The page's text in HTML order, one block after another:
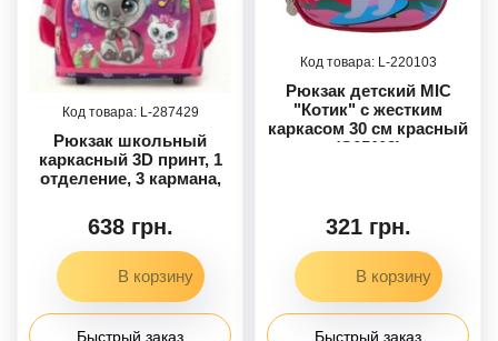
287429
Рюкзак школьный
каркасный 3D принт, 1
отделение, 3 кармана,
в п/е
638 грн.
Быстрый заказ
220103
Рюкзак детский MIC
"Котик" с жестким
каркасом 30 см красный
(C65112)
321 грн.
Быстрый заказ